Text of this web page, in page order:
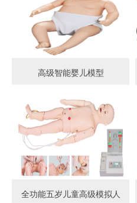
高级智能婴儿模型
全功能五岁儿童高级模拟人